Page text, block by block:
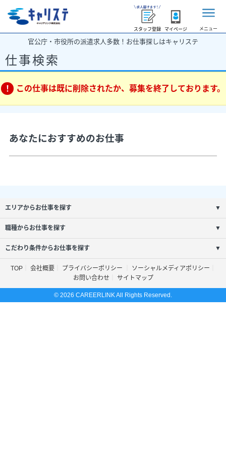
スタッフ登録 マイページ メニュー
官公庁・市役所の派遣求人多数！お仕事探しはキャリステ
仕事検索
この仕事は既に削除されたか、募集を終了しております。
あなたにおすすめのお仕事
エリアからお仕事を探す ▼
職種からお仕事を探す ▼
こだわり条件からお仕事を探す ▼
TOP 会社概要 プライバシーポリシー
ソーシャルメディアポリシー
お問い合わせ
サイトマップ
© 2026 CAREERLINK All Rights Reserved.